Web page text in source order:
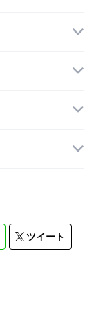
ツイート